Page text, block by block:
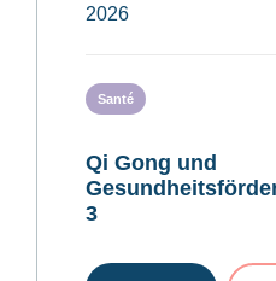
2026
Santé
Qi Gong und
3